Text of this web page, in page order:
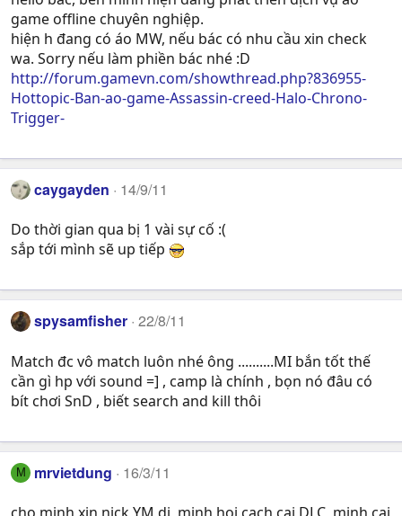
game offline chuyên nghiệp.
hiện h đang có áo MW, nếu bác có nhu cầu xin check
wa. Sorry nếu làm phiền bác nhé :D
http://forum.gamevn.com/showthread.php?836955-
Hottopic-Ban-ao-game-Assassin-creed-Halo-Chrono-
Trigger-
caygayden 14/9/11
Do thời gian qua bị 1 vài sự cố :(
sắp tới mình sẽ up tiếp
spysamfisher 22/8/11
Match đc vô match luôn nhé ông ..........MI bắn tốt thế
cần gì hp với sound =] , camp là chính , bọn nó đâu có
bít chơi SnD , biết search and kill thôi
M mrvietdung 16/3/11